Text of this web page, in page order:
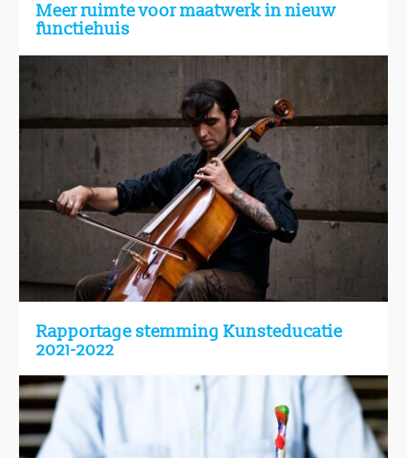
Meer ruimte voor maatwerk in nieuw
functiehuis
Rapportage stemming Kunsteducatie
2021-2022